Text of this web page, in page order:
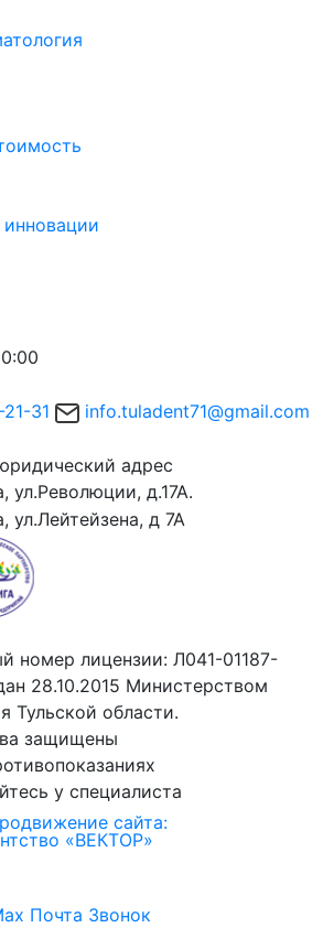
31
info.tuladent71@gmail.com
адрес
ул.Революции, д.17А.
ул.Лейтейзена, д 7А
номер лицензии: Л041-01187-
28.10.2015 Министерством
Тульской области.
защищены
у специалиста
сайта:
«ВЕКТОР»
Почта Звонок